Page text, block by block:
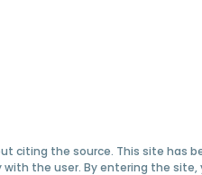
the source. This site has
the user. By entering the